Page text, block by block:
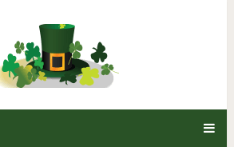
Пирог мечты: